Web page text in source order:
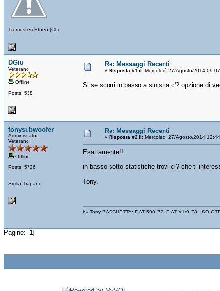
Tremestieri Etneo (CT)
DGiu
Veterano
Offline
Posts: 538
Re: Messaggi Recenti
« Risposta #1 il: Mercoledì 27/Agosto/2014
Si se scorri in basso a sinistra c'? opzione di
tonysubwoofer
Administrator
Veterano
Offline
Posts: 5726
Sicilia-Trapani
Re: Messaggi Recenti
« Risposta #2 il: Mercoledì 27/Agosto/2014
Esattamente!!
in basso sotto statistiche trovi ci? che ti
Tony.
by Tony BACCHETTA: FIAT 500 '73_FIAT X1/9 '73_ISO
Pagine: [1]